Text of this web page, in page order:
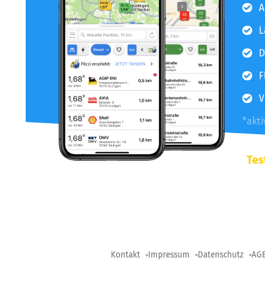
Kontakt Impressum Datenschutz